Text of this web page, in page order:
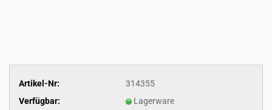
Artikel-Nr:
314355
Verfügbar:
Lagerware